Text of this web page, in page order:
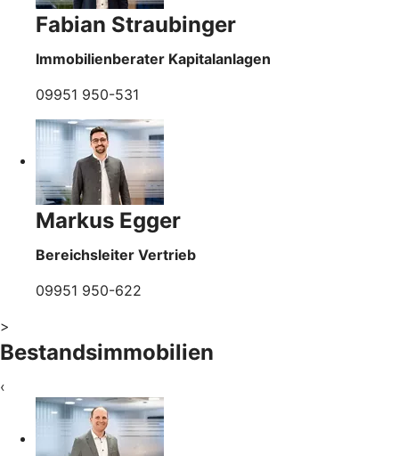
Fabian Straubinger
Immobilienberater Kapitalanlagen
09951 950-531
Markus Egger
Bereichsleiter Vertrieb
09951 950-622
>
Bestandsimmobilien
‹